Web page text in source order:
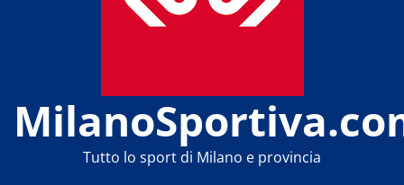
Tutto lo sport di Milano e provincia